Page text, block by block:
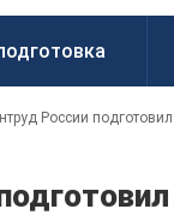
России